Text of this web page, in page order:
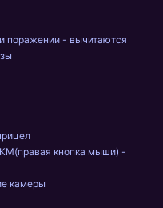
поражении - вычитаются
кнопка мыши) -
камеры